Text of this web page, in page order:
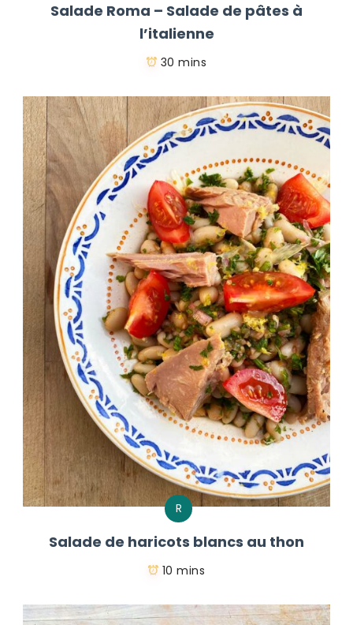
Salade Roma – Salade de pâtes à
l’italienne
30 mins
R
Salade de haricots blancs au thon
10 mins